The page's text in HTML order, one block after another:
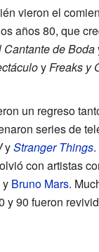
vieron el
años 80, que
Cantante de Boda
yFreaks y
un regreso
series de
yStranger Things
con artistas
y Bruno Mars.
y 90 fueron